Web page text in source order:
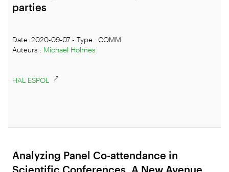
parties
Date: 2020-09-07 - Type : COMM
Auteurs : Michael Holmes
HAL ESPOL
Analyzing Panel Co-attendance in
Scientific Conferences. A New Avenue